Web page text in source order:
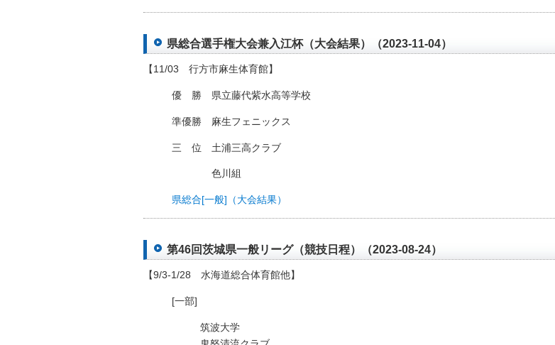
県総合選手権大会兼入江杯（大会結果）（2023-11-04）
【11/03 行方市麻生体育館】
優 勝 県立藤代紫水高等学校
準優勝 麻生フェニックス
三 位 土浦三高クラブ
色川組
県総合[一般]（大会結果）
第46回茨城県一般リーグ（競技日程）（2023-08-24）
【9/3-1/28 水海道総合体育館他】
[一部]
筑波大学